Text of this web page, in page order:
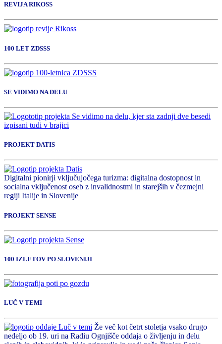
REVIJA RIKOSS
100 LET ZDSSS
SE VIDIMO NA DELU
PROJEKT DATIS
Digitalni pionirji vključujočega turizma: digitalna dostopnost in
socialna vključenost oseb z invalidnostmi in starejših v čezmejni
regiji Italije in Slovenije
PROJEKT SENSE
100 IZLETOV PO SLOVENIJI
LUČ V TEMI
Že več kot četrt stoletja vsako drugo
nedeljo ob 19. uri na Radiu Ognjišče oddaja o življenju in delu